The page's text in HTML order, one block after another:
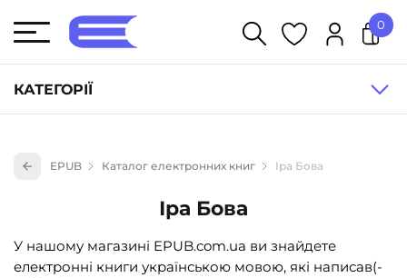
КАТЕГОРІЇ
Книги для дітей (835)
Книги для підлітків (240)
Науково-популярна література (1015)
Навчальна література та посібники (527)
0
EPUB Каталог електронних книг Іра Бова
Іра Бова
У нашому магазині EPUB.com.ua ви знайдете
електронні книги українською мовою, які написав(-